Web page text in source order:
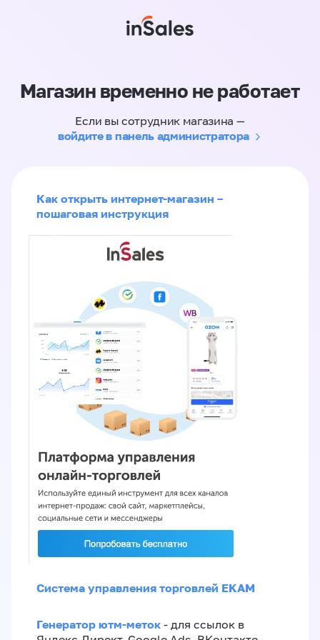
Магазин временно не работает
Если вы сотрудник магазина —
войдите в панель администратора
Как открыть интернет-магазин –
пошаговая инструкция
Система управления торговлей EKAM
Генератор ютм-меток - для ссылок в